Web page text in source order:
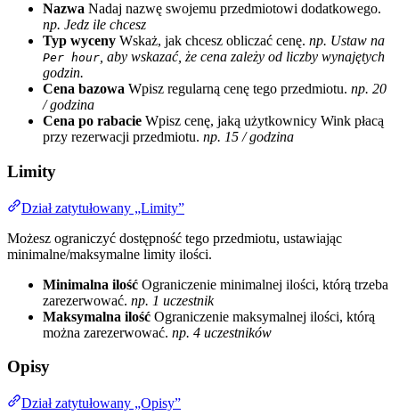
Nazwa Nadaj nazwę swojemu przedmiotowi dodatkowego.
np. Jedz ile chcesz
Typ wyceny Wskaż, jak chcesz obliczać cenę. np. Ustaw na
Per hour , aby wskazać, że cena zależy od liczby wynajętych
godzin.
Cena bazowa Wpisz regularną cenę tego przedmiotu. np. 20
/ godzina
Cena po rabacie Wpisz cenę, jaką użytkownicy Wink płacą
przy rezerwacji przedmiotu. np. 15 / godzina
Limity
Dział zatytułowany „Limity”
Możesz ograniczyć dostępność tego przedmiotu, ustawiając
minimalne/maksymalne limity ilości.
Minimalna ilość Ograniczenie minimalnej ilości, którą trzeba
zarezerwować. np. 1 uczestnik
Maksymalna ilość Ograniczenie maksymalnej ilości, którą
można zarezerwować. np. 4 uczestników
Opisy
Dział zatytułowany „Opisy”